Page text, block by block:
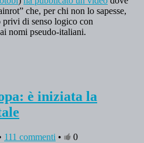
che, per chi non lo sapesse,
privi di senso logico con
nomi pseudo-italiani.
è iniziata la
111 commenti • 0